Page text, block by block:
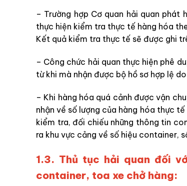
– Trường hợp Cơ quan hải quan
thực hiện kiểm tra thực tế hàng hóa
Kết quả kiểm tra thực tế sẽ được ghi
– Công chức hải quan thực hiện phê
từ khi mà nhận được bộ hồ sơ hợp lệ
– Khi hàng hóa quá cảnh được vận
nhận về số lượng của hàng hóa thực
kiểm tra, đối chiếu những thông tin
ra khu vực cảng về số hiệu container,
1.3. Thủ tục hải quan đối
container, toa xe chở hàng: